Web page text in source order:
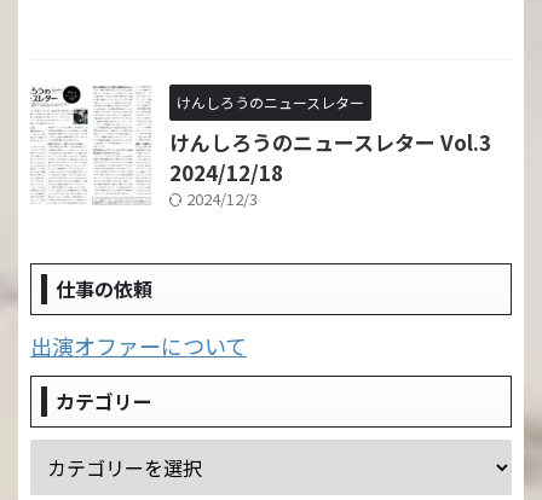
けんしろうのニュースレター
けんしろうのニュースレター Vol.3
2024/12/18
2024/12/3
仕事の依頼
出演オファーについて
カテゴリー